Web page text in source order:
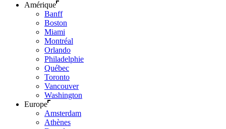
Amérique
Banff
Boston
Miami
Montréal
Orlando
Philadelphie
Québec
Toronto
Vancouver
Washington
Europe
Amsterdam
Athènes